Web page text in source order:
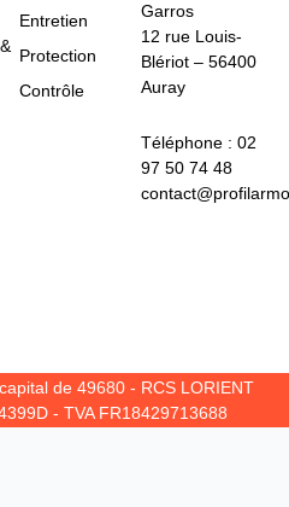
Entretien
Protection
Contrôle
Garros
12 rue Louis-
Blériot – 56400
Auray
Téléphone : 02
97 50 74 48
de 49680 - RCS LORIENT
- TVA FR18429713688